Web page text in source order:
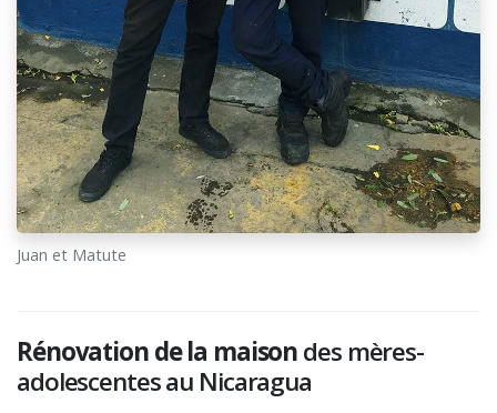
Juan et Matute
Rénovation de la maisondes mères-
adolescentes au Nicaragua